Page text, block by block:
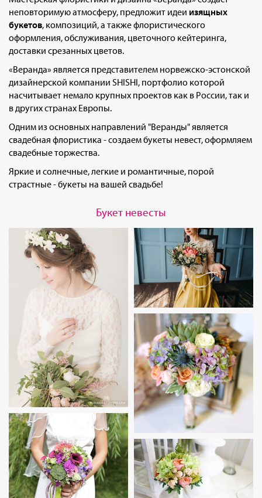
неповторимую атмосферу, предложит идеи изящных
букетов, композиций, а также флористического
оформления, обслуживания, цветочного кейтеринга,
доставки срезанных цветов.
«Веранда» является представителем норвежско-эстонской
дизайнерской компании SHISHI, портфолио которой
насчитывает немало крупных проектов как в России, так и
в других странах Европы.
Одним из основных направлений "Веранды" является
свадебная флористика - создаем букеты невест, оформляем
свадебные торжества.
Яркие и солнечные, легкие и романтичные, порой
страстные - букеты на вашей свадьбе!
Букет невесты